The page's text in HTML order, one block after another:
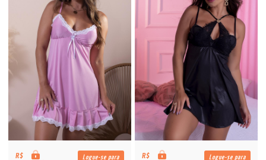
Logue-se para
Logue-se para